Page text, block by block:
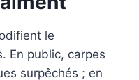
le
En public, carpes
surpêchés ; en